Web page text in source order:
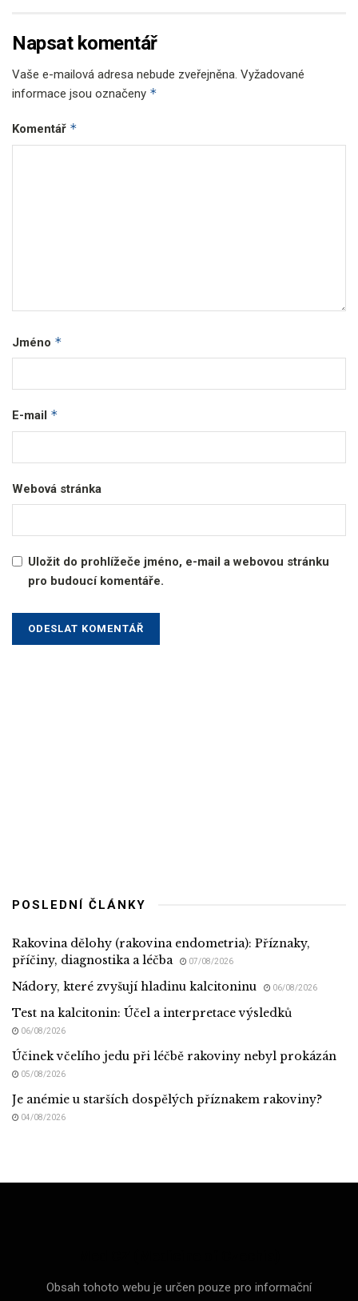
Napsat komentář
Vaše e-mailová adresa nebude zveřejněna. Vyžadované
informace jsou označeny *
Komentář *
Jméno *
E-mail *
Webová stránka
Uložit do prohlížeče jméno, e-mail a webovou stránku
pro budoucí komentáře.
POSLEDNÍ ČLÁNKY
Rakovina dělohy (rakovina endometria): Příznaky,
příčiny, diagnostika a léčba
07/08/2026
Nádory, které zvyšují hladinu kalcitoninu 06/08/2026
Test na kalcitonin: Účel a interpretace výsledků
06/08/2026
Účinek včelího jedu při léčbě rakoviny nebyl prokázán
05/08/2026
Je anémie u starších dospělých příznakem rakoviny?
04/08/2026
Obsah tohoto webu je určen pouze pro informační